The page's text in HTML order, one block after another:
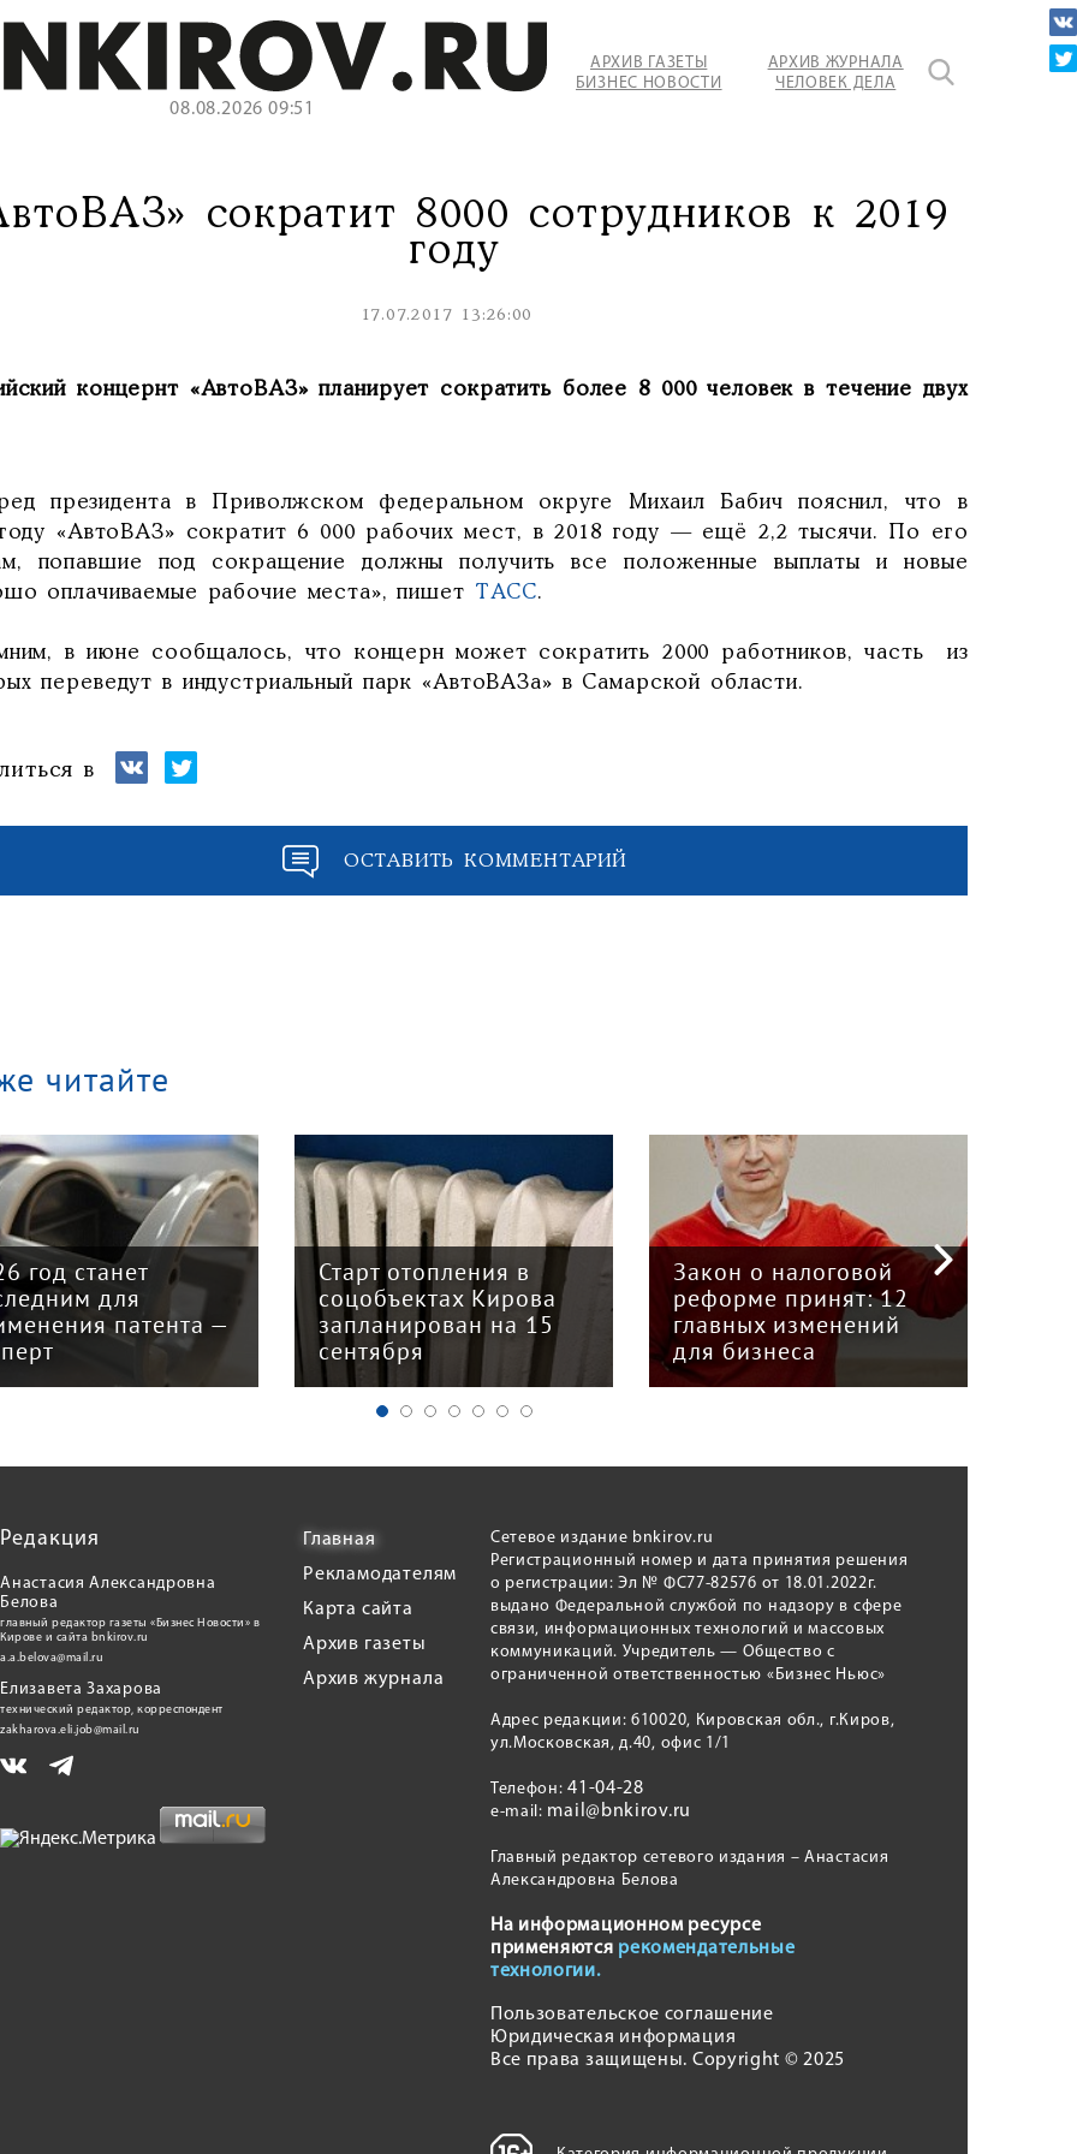
08.08.2026 09:51
АРХИВ ГАЗЕТЫ
БИЗНЕС НОВОСТИ
АРХИВ ЖУРНАЛА
ЧЕЛОВЕК ДЕЛА
сократит 8000 сотрудников к 2019
году
17.07.2017 13:26:00
концернт «АвтоВАЗ» планирует сократить более 8 000 человек в течение двух
президента в Приволжском федеральном округе Михаил Бабич пояснил, что в
«АвтоВАЗ» сократит 6 000 рабочих мест, в 2018 году — ещё 2,2 тысячи. По его
попавшие под сокращение должны получить все положенные выплаты и новые
оплачиваемые рабочие места», пишет ТАСС.
в июне сообщалось, что концерн может сократить 2000 работников, часть из
переведут в индустриальный парк «АвтоВАЗа» в Самарской области.
в
ОСТАВИТЬ КОММЕНТАРИЙ
читайте
год станет
для
патента —
Старт отопления в
соцобъектах Кирова
запланирован на 15
сентября
Закон о налоговой
реформе принят: 12
главных изменений
для бизнеса
Редакция
Анастасия Александровна
Белова
главный редактор газеты «Бизнес Новости» в
Кирове и сайта bnkirov.ru
a.a.belova@mail.ru
Елизавета Захарова
технический редактор, корреспондент
zakharova.eli.job@mail.ru
Главная
Рекламодателям
Карта сайта
Архив газеты
Архив журнала
Сетевое издание bnkirov.ru
Регистрационный номер и дата принятия решения
о регистрации: Эл № ФС77-82576 от 18.01.2022г.
выдано Федеральной службой по надзору в сфере
связи, информационных технологий и массовых
коммуникаций. Учредитель — Общество с
ограниченной ответственностью «Бизнес Ньюс»
Адрес редакции: 610020, Кировская обл., г.Киров,
ул.Московская, д.40, офис 1/1
Телефон:41-04-28
e-mail: mail@bnkirov.ru
Главный редактор сетевого издания – Анастасия
Александровна Белова
На информационном ресурсе
применяются рекомендательные
технологии.
Пользовательское соглашение
Юридическая информация
Все права защищены. Copyright © 2025